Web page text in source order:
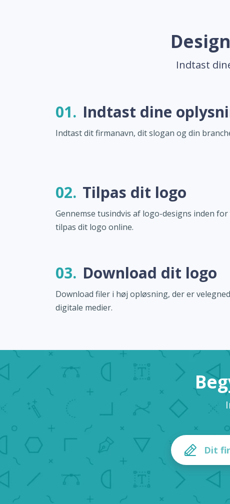
Indtast
01. Indtast dine
Indtast dit firmanavn, dit slogan og din
02. Tilpas dit logo
Gennemse tusindvis af logo-designs inden
tilpas dit logo online.
03. Download dit logo
Download filer i høj opløsning, der er
digitale medier.